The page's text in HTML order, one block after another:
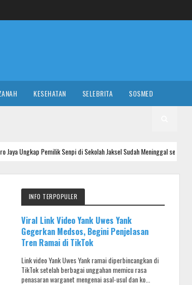
KESEHATAN SELEBRITA SOSMED
Senpi di Sekolah Jaksel Sudah Meninggal sejak 2020
INFO TERPOPULER
Viral Link Video Yank Uwes Yank
Gegerkan Medsos, Begini Penjelasan
Tren Ramai di TikTok
Link video Yank Uwes Yank ramai diperbincangkan di
TikTok setelah berbagai unggahan memicu rasa
penasaran warganet mengenai asal-usul dan ko...